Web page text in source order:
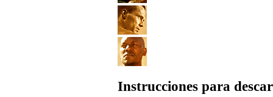
Instrucciones para